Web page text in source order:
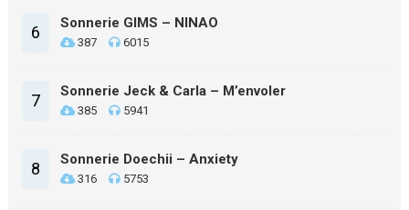
6 Sonnerie GIMS – NINAO
387 6015
7 Sonnerie Jeck & Carla – M’envoler
385 5941
8 Sonnerie Doechii – Anxiety
316 5753